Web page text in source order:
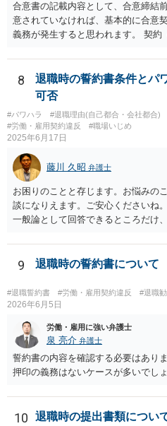
合意書の記載内容として、合意締結
意されていなければ、基本的に合意
義務が発生すると思われます。 契約
場合、最寄りの法律事務所で相談さ
8
退職時の誓約書条件とパ
可否
#パワハラ #退職理由(自己都合・会社都合)
#労働・雇用契約違反
#職場いじめ
2025年6月17日
藤川 久昭 弁護士
お困りのことと存じます。お悩みの
談になりえます。ご安心くださいね
一般論として回答できるところだ
です（もめますので避けたいとこ
「やむをえない事由」が必要です。
ので避けたいところですが・・・）
とは、同じ職場で働く者に対し、職
痛を与える又は職場環境を悪化させ
が、これらに該当するかどうか、証
な対応が必要です。客観的証拠が不
義務については、合意についてすべ
の自由及び顧客の選択の自由を奪う
9 退職時の誓約書について
#退職誓約書 #労働・雇用契約違反 #退職
2026年6月5日
労働・雇用に強い弁護士
泉 亮介 弁護士
誓約書の内容を確認する必要はあり
押印の義務はないケースが多いでしょ
10 退職時の提出書類につい